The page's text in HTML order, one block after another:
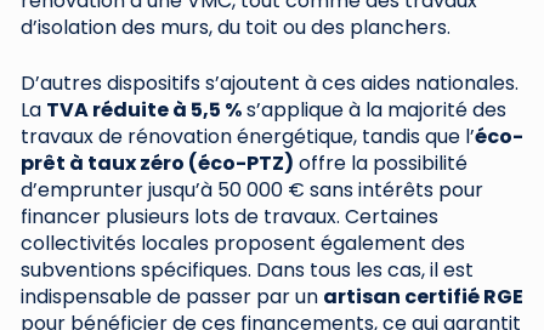
d’isolation des murs, du toit ou des planchers.
D’autres dispositifs s’ajoutent à ces aides nationales.
La TVA réduite à 5,5 %s’applique à la majorité des
travaux de rénovation énergétique, tandis que l’éco-
prêt à taux zéro (éco-PTZ) offre la possibilité
d’emprunter jusqu’à 50 000 € sans intérêts pour
financer plusieurs lots de travaux. Certaines
collectivités locales proposent également des
subventions spécifiques. Dans tous les cas, il est
indispensable de passer par un artisan certifié RGE
pour bénéficier de ces financements, ce qui garantit